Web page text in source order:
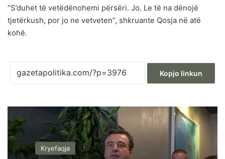
“S’duhet të vetëdënohemi përsëri. Jo. Le të na dënojë
tjetërkush, por jo ne vetveten”, shkruante Qosja në atë
kohë.
Kopjo linkun
Kryefaqja